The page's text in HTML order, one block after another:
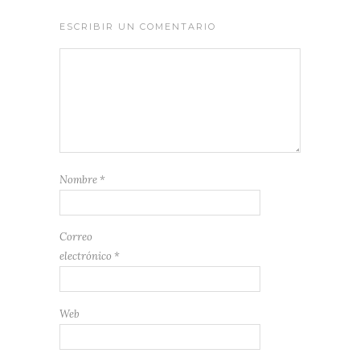
ESCRIBIR UN COMENTARIO
Nombre *
Correo
electrónico *
Web